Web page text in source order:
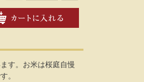
す。お米は桜庭自慢
。